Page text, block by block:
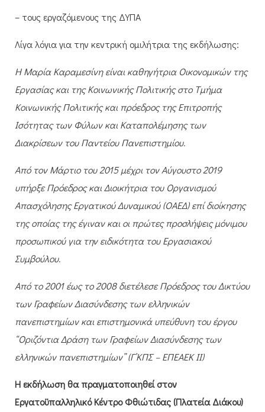
– τους εργαζόμενους της ΔΥΠΑ
Λίγα λόγια για την κεντρική ομιλήτρια της εκδήλωσης:
Η Μαρία Καραμεσίνη είναι καθηγήτρια Οικονομικών της
Εργασίας και της Κοινωνικής Πολιτικής στο Τμήμα
Κοινωνικής Πολιτικής και πρόεδρος της Επιτροπής
Ισότητας των Φύλων και Καταπολέμησης των
Διακρίσεων του Παντείου Πανεπιστημίου.
Από τον Μάρτιο του 2015 μέχρι τον Αύγουστο 2019
υπήρξε Πρόεδρος και Διοικήτρια του Οργανισμού
Απασχόλησης Εργατικού Δυναμικού (ΟΑΕΔ) επί διοίκησης
της οποίας της έγιναν και οι πρώτες προσλήψεις μόνιμου
προσωπικού για την ειδικότητα του Εργασιακού
Συμβούλου.
Από το 2001 έως το 2008 διετέλεσε Πρόεδρος του Δικτύου
των Γραφείων Διασύνδεσης των ελληνικών
πανεπιστημίων και επιστημονικά υπεύθυνη του έργου
“Οριζόντια Δράση των Γραφείων Διασύνδεσης των
ελληνικών πανεπιστημίων” (Γ’ΚΠΣ – ΕΠΕΑΕΚ ΙΙ)
Η εκδήλωση θα πραγματοποιηθεί στον
Εργατοϋπαλληλικό Κέντρο Φθιώτιδας (Πλατεία Διάκου)